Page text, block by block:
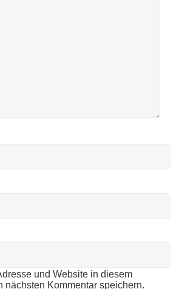
und Website in diesem
nächsten Kommentar speichern.